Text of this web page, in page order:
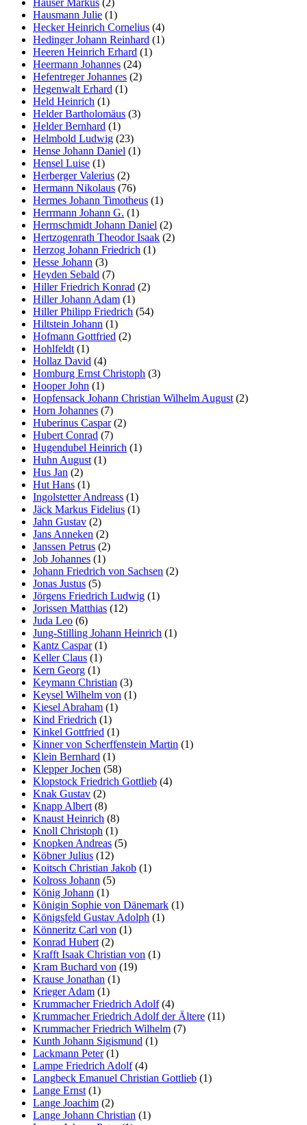
Hausmann Julie (1)
Hecker Heinrich Cornelius (4)
Hedinger Johann Reinhard (1)
Heeren Heinrich Erhard (1)
Heermann Johannes (24)
Hefentreger Johannes (2)
Hegenwalt Erhard (1)
Held Heinrich (1)
Helder Bartholomäus (3)
Helder Bernhard (1)
Helmbold Ludwig (23)
Hense Johann Daniel (1)
Hensel Luise (1)
Herberger Valerius (2)
Hermann Nikolaus (76)
Hermes Johann Timotheus (1)
Herrmann Johann G. (1)
Herrnschmidt Johann Daniel (2)
Hertzogenrath Theodor Isaak (2)
Herzog Johann Friedrich (1)
Hesse Johann (3)
Heyden Sebald (7)
Hiller Friedrich Konrad (2)
Hiller Johann Adam (1)
Hiller Philipp Friedrich (54)
Hiltstein Johann (1)
Hofmann Gottfried (2)
Hohlfeldt (1)
Hollaz David (4)
Homburg Ernst Christoph (3)
Hooper John (1)
Hopfensack Johann Christian Wilhelm August (2)
Horn Johannes (7)
Huberinus Caspar(2)
Hubert Conrad (7)
Hugendubel Heinrich (1)
Huhn August (1)
Hus Jan (2)
Hut Hans (1)
Ingolstetter Andreass (1)
Jäck Markus Fidelius (1)
Jahn Gustav (2)
Jans Anneken (2)
Janssen Petrus (2)
Job Johannes (1)
Johann Friedrich von Sachsen (2)
Jonas Justus (5)
Jörgens Friedrich Ludwig (1)
Jorissen Matthias (12)
Juda Leo (6)
Jung-Stilling Johann Heinrich (1)
Kantz Caspar(1)
Keller Claus (1)
Kern Georg (1)
Keymann Christian (3)
Keysel Wilhelm von (1)
Kiesel Abraham (1)
Kind Friedrich (1)
Kinkel Gottfried (1)
Kinner von Scherffenstein Martin (1)
Klein Bernhard (1)
Klepper Jochen (58)
Klopstock Friedrich Gottlieb (4)
Knak Gustav (2)
Knapp Albert (8)
Knaust Heinrich (8)
Knoll Christoph (1)
Knopken Andreas (5)
Köbner Julius (12)
Koitsch Christian Jakob (1)
Kolross Johann (5)
König Johann (1)
Königin Sophie von Dänemark (1)
Königsfeld Gustav Adolph (1)
Könneritz Carl von (1)
Konrad Hubert (2)
Krafft Isaak Christian von (1)
Kram Buchard von (19)
Krause Jonathan (1)
Krieger Adam (1)
Krummacher Friedrich Adolf(4)
Krummacher Friedrich Adolf der Ältere (11)
Krummacher Friedrich Wilhelm (7)
Kunth Johann Sigismund (1)
Lackmann Peter(1)
Lampe Friedrich Adolf(4)
Langbeck Emanuel Christian Gottlieb (1)
Lange Ernst (1)
Lange Joachim (2)
Lange Johann Christian (1)